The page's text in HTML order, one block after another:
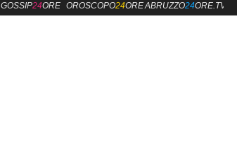
GOSSIP24ORE OROSCOPO24OREABRUZZO24ORE.TV